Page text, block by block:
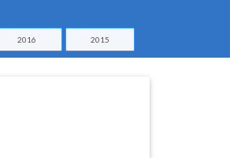
2016 2015